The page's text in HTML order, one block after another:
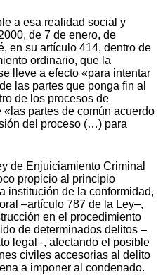
a esa realidad social y
de 7 de enero, de
en su artículo 414, dentro de
ordinario, que la
lleve a efecto «para intentar
las partes que ponga fin al
de los procesos de
partes de común acuerdo
del proceso (…) para
de Enjuiciamiento Criminal
propicio al principio
institución de la conformidad,
–artículo 787 de la Ley–,
en el procedimiento
de determinados delitos –
legal–, afectando el posible
civiles accesorias al delito
a imponer al condenado.